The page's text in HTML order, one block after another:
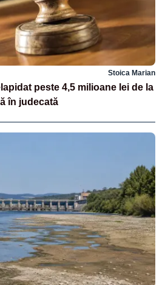
Stoica Marian
peste 4,5 milioane lei de la
în judecată